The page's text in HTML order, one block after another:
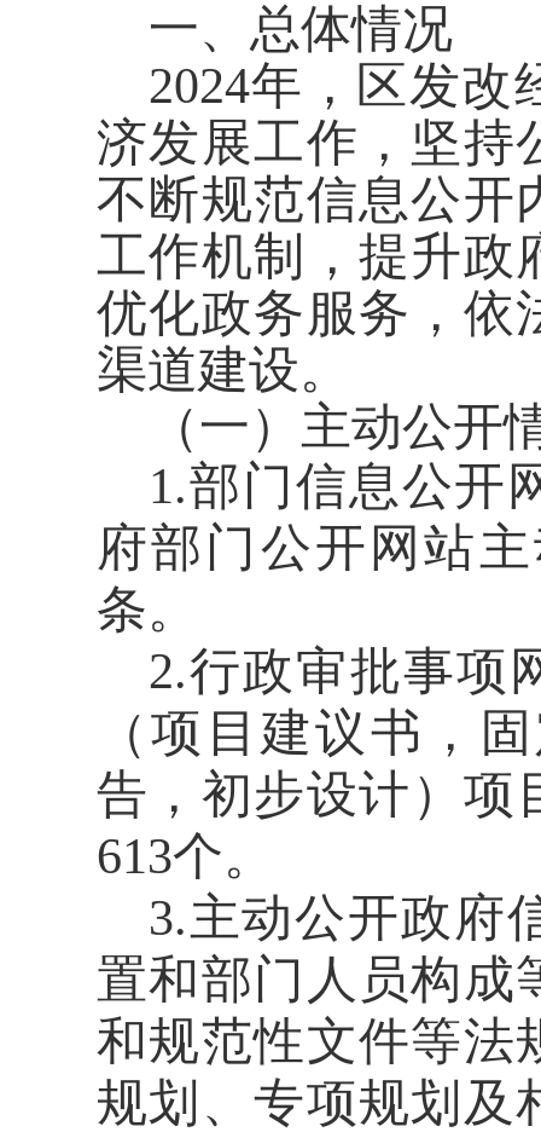
一、总体情况
2024年，区发
济发展工作，坚持
不断规范信息公开
工作机制，提升政
优化政务服务，依
渠道建设。
（一）主动公开
1.部门信息公开
府部门公开网站
条。
2.行政审批事项
（项目建议书，
告，初步设计）项
613个。
3.主动公开政府
置和部门人员构成
和规范性文件等法
规划、专项规划及